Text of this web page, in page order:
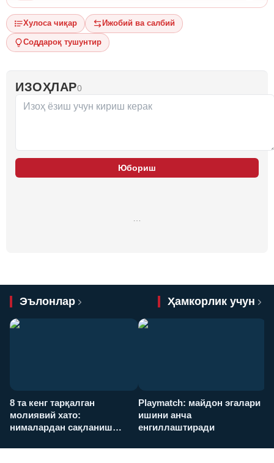
Хулоса чиқар Ижобий ва салбий
Соддароқ тушунтир
ИЗОҲЛАР0
Юбориш
Эълонлар Ҳамкорлик учун
8 та кенг тарқалган
молиявий хато:
нималардан сақланиш
Playmatch: майдон эгалари
ишини анча
енгиллаштиради